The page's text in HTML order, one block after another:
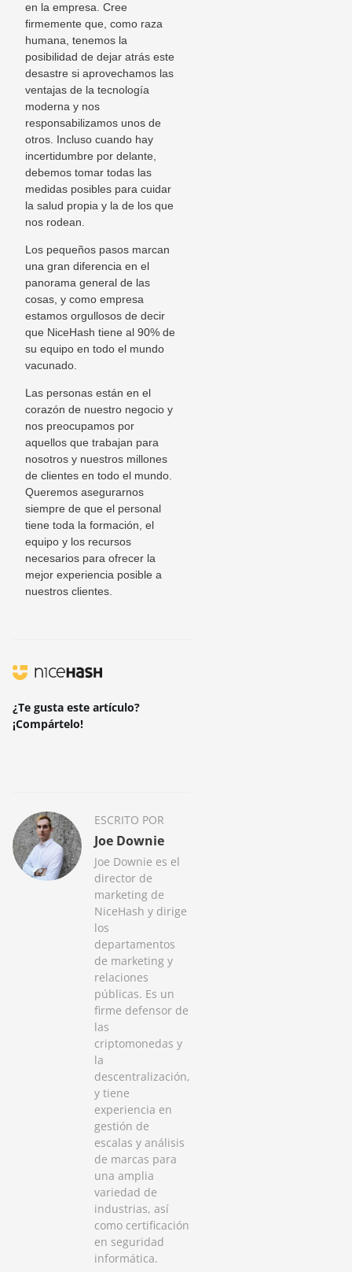
en la empresa. Cree
firmemente que, como raza
humana, tenemos la
posibilidad de dejar atrás este
desastre si aprovechamos las
ventajas de la tecnología
moderna y nos
responsabilizamos unos de
otros. Incluso cuando hay
incertidumbre por delante,
debemos tomar todas las
medidas posibles para cuidar
la salud propia y la de los que
nos rodean.
Los pequeños pasos marcan
una gran diferencia en el
panorama general de las
cosas, y como empresa
estamos orgullosos de decir
que NiceHash tiene al 90% de
su equipo en todo el mundo
vacunado.
Las personas están en el
corazón de nuestro negocio y
nos preocupamos por
aquellos que trabajan para
nosotros y nuestros millones
de clientes en todo el mundo.
Queremos asegurarnos
siempre de que el personal
tiene toda la formación, el
equipo y los recursos
necesarios para ofrecer la
mejor experiencia posible a
nuestros clientes.
¿Te gusta este artículo?
¡Compártelo!
ESCRITO POR
Joe Downie
Joe Downie es el
director de
marketing de
NiceHash y dirige
los
departamentos
de marketing y
relaciones
públicas. Es un
firme defensor de
las
criptomonedas y
la
descentralización,
y tiene
experiencia en
gestión de
escalas y análisis
de marcas para
una amplia
variedad de
industrias, así
como certificación
en seguridad
informática.